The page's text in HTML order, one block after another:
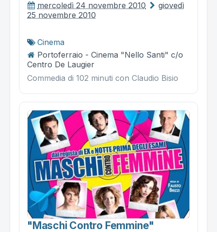
mercoledì 24 novembre 2010
giovedì
25 novembre 2010
Cinema
Portoferraio - Cinema "Nello Santi" c/o
Centro De Laugier
Commedia di 102 minuti con Claudio Bisio
"maschi Contro Femmine"